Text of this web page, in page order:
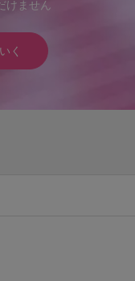
けません
く